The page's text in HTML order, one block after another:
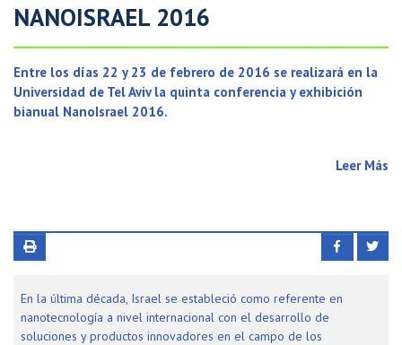
NANOISRAEL 2016
Entre los días 22 y 23 de febrero de 2016 se realizará en la
Universidad de Tel Aviv la quinta conferencia y exhibición
bianual NanoIsrael 2016.
Leer Más
En la última década, Israel se estableció como referente en
nanotecnología a nivel internacional con el desarrollo de
soluciones y productos innovadores en el campo de los